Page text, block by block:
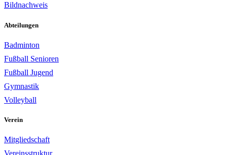
Bildnachweis
Abteilungen
Badminton
Fußball Senioren
Fußball Jugend
Gymnastik
Volleyball
Verein
Mitgliedschaft